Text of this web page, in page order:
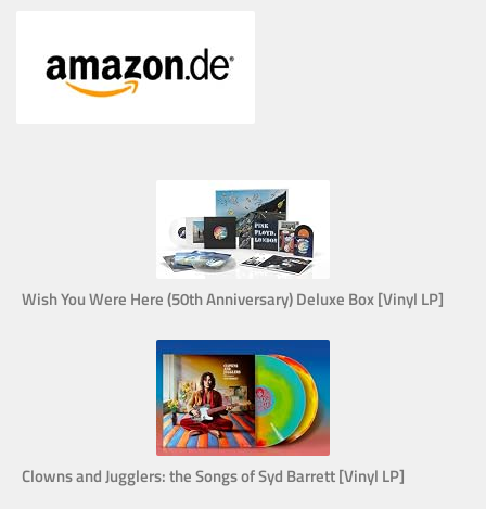
Wish You Were Here (50th Anniversary) Deluxe Box [Vinyl LP]
Clowns and Jugglers: the Songs of Syd Barrett [Vinyl LP]